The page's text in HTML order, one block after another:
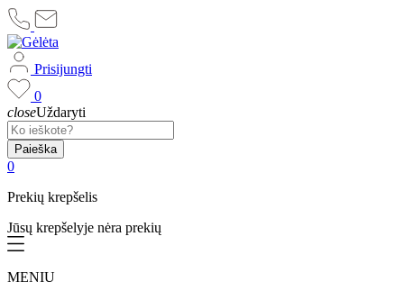
Prisijungti
0
closeUždaryti
Paieška
0
Prekių krepšelis
Jūsų krepšelyje nėra prekių
MENIU